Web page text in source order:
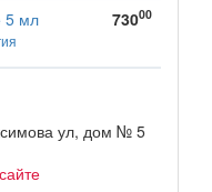
5 мл
73000
ул, дом № 5